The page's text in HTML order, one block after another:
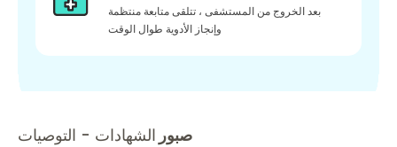
بعد الخروج من المستشفى ، تتلقى متابعة منتظمة
وإنجاز الأدوية طوال الوقت
صبور الشهادات - التوصيات